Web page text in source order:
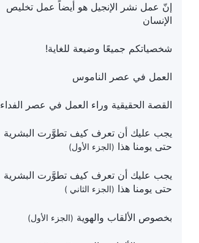
إنّ عمل نشر الإنجيل هو أيضاً عمل تخليص
الإنسان
شخصياتكم جميعًا وضيعة للغاية!
العمل في عصر الناموس
القصة الحقيقية وراء العمل في عصر الفداء
يجب عليك أن تعرف كيف تطوَّرت البشرية
حتى يومنا هذا (الجزء الأول)
يجب عليك أن تعرف كيف تطوَّرت البشرية
حتى يومنا هذا (الجزء الثاني )
بخصوص الألقاب والهوية (الجزء الأول)